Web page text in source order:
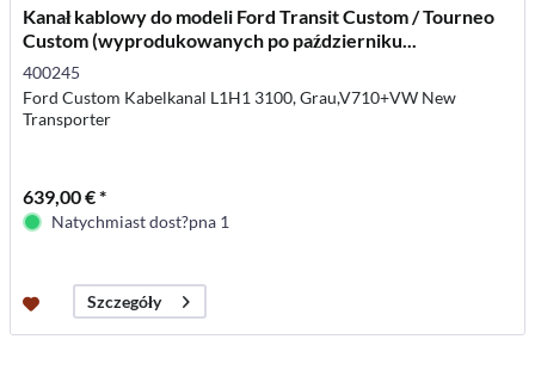
Kanał kablowy do modeli Ford Transit Custom / Tourneo
Custom (wyprodukowanych po październiku...
400245
Ford Custom Kabelkanal L1H1 3100, Grau,V710+VW New
Transporter
639,00 € *
Natychmiast dost?pna 1
Szczegóły